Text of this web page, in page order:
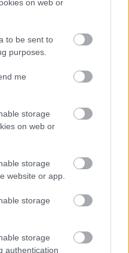
on web or
to be sent to
purposes.
me
storage
on web or
storage
website or app.
storage
storage
authentication
egy kattintás, és hírlevelünk a
tartalmakkal hétről hétre
Szijjártó
3 év letöltendőt kaphat és
megyében: egyre
részlegesen